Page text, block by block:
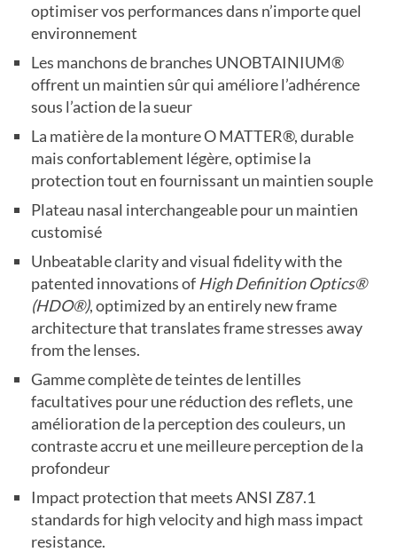
optimiser vos performances dans n’importe quel
environnement
Les manchons de branches UNOBTAINIUM®
offrent un maintien sûr qui améliore l’adhérence
sous l’action de la sueur
La matière de la monture O MATTER®, durable
mais confortablement légère, optimise la
protection tout en fournissant un maintien souple
Plateau nasal interchangeable pour un maintien
customisé
Unbeatable clarity and visual fidelity with the
patented innovations of High Definition Optics®
(HDO®), optimized by an entirely new frame
architecture that translates frame stresses away
from the lenses.
Gamme complète de teintes de lentilles
facultatives pour une réduction des reflets, une
amélioration de la perception des couleurs, un
contraste accru et une meilleure perception de la
profondeur
Impact protection that meetsANSI Z87.1
standards for high velocity and high mass impact
resistance.